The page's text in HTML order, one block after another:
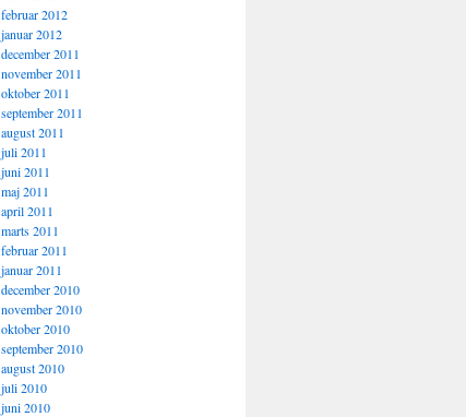
februar 2012
januar 2012
december 2011
november 2011
oktober 2011
september 2011
august 2011
juli 2011
juni 2011
maj 2011
april 2011
marts 2011
februar 2011
januar 2011
december 2010
november 2010
oktober 2010
september 2010
august 2010
juli 2010
juni 2010